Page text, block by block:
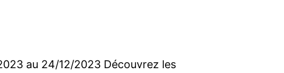
au 24/12/2023 Découvrez les